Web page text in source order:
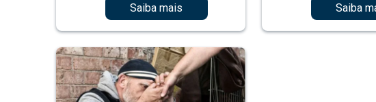
Saiba mais Saiba